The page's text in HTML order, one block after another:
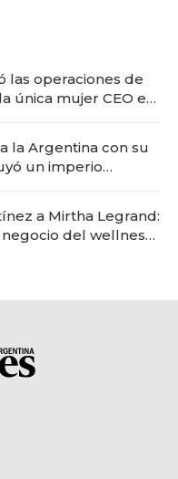
las operaciones de
única mujer CEO en
la Argentina con su
un imperio
a Mirtha Legrand:
del wellness